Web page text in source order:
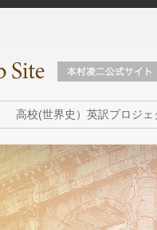
高校(世界史）英訳プロジェ